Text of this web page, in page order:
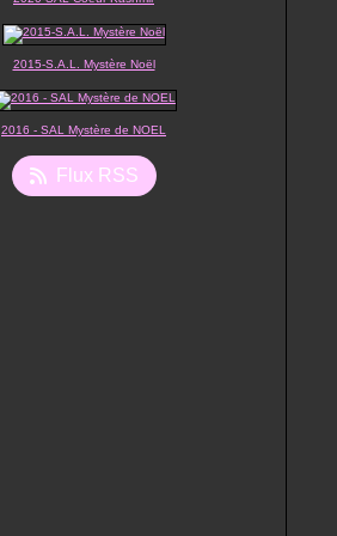
2015-S.A.L. Mystère Noël
2016 - SAL Mystère de NOEL
Flux RSS